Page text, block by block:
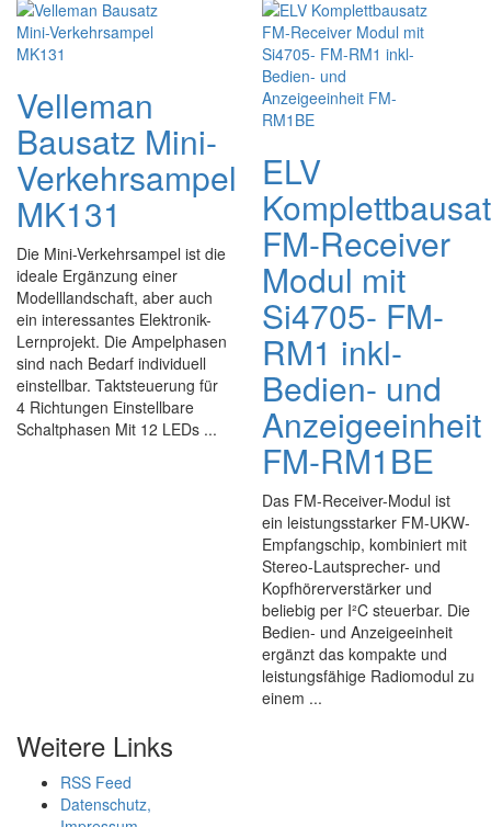
Velleman
Bausatz Mini-
Verkehrsampel
MK131
Die Mini-Verkehrsampel ist die
ideale Ergänzung einer
Modelllandschaft, aber auch
ein interessantes Elektronik-
Lernprojekt. Die Ampelphasen
sind nach Bedarf individuell
einstellbar. Taktsteuerung für
4 Richtungen Einstellbare
Schaltphasen Mit 12 LEDs ...
ELV
FM-Receiver
Modul mit
Si4705- FM-
RM1 inkl-
Bedien- und
Anzeigeeinheit
FM-RM1BE
Das FM-Receiver-Modul ist
ein leistungsstarker FM-UKW-
Empfangschip, kombiniert mit
Stereo-Lautsprecher- und
Kopfhörerverstärker und
beliebig per I²C steuerbar. Die
Bedien- und Anzeigeeinheit
ergänzt das kompakte und
leistungsfähige Radiomodul zu
einem ...
Weitere Links
RSS Feed
Datenschutz,